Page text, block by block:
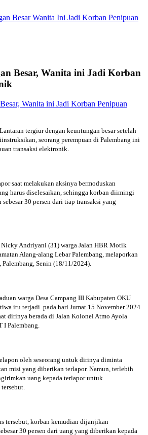
Besar Wanita Ini Jadi Korban Penipuan
Besar, Wanita ini Jadi Korban
tergiur dengan keuntungan besar setelah
seorang perempuan di Palembang ini
transaksi elektronik.
saat melakukan aksinya bermoduskan
harus diselesaikan, sehingga korban diimingi
30 persen dari tiap transaksi yang
Andriyani (31) warga Jalan HBR Motik
Alang-alang Lebar Palembang, melaporkan
Senin (18/11/2024).
warga Desa Campang III Kabupaten OKU
itu terjadi pada hari Jumat 15 November 2024
dirinya berada di Jalan Kolonel Atmo Ayola
I Palembang.
oleh seseorang untuk dirinya diminta
misi yang diberikan terlapor. Namun, terlebih
uang kepada terlapor untuk
tersebut, korban kemudian dijanjikan
30 persen dari uang yang diberikan kepada